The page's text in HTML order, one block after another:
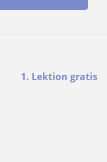
1. Lektion gratis